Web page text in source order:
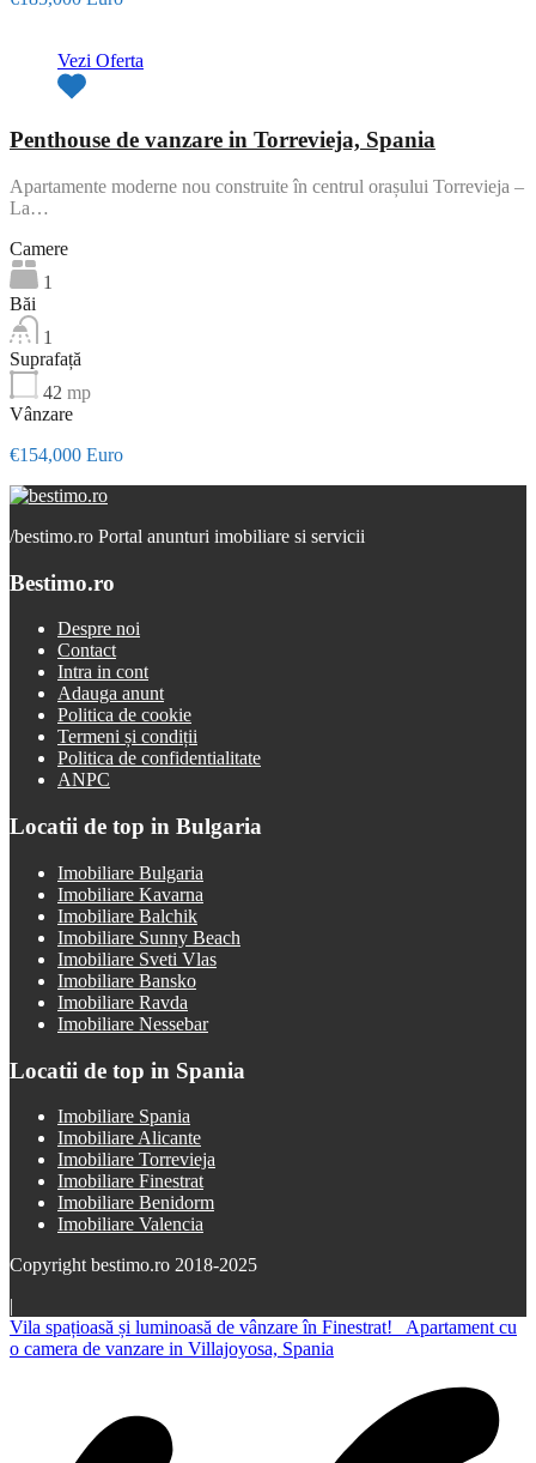
Vezi Oferta
Penthouse de vanzare in Torrevieja, Spania
Apartamente moderne nou construite în centrul orașului Torrevieja –
La…
Camere
1
Băi
1
Suprafață
42 mp
Vânzare
€154,000 Euro
/bestimo.ro Portal anunturi imobiliare si servicii
Bestimo.ro
Despre noi
Contact
Intra in cont
Adauga anunt
Politica de cookie
Termeni și condiții
Politica de confidentialitate
ANPC
Locatii de top in Bulgaria
Imobiliare Bulgaria
Imobiliare Kavarna
Imobiliare Balchik
Imobiliare Sunny Beach
Imobiliare Sveti Vlas
Imobiliare Bansko
Imobiliare Ravda
Imobiliare Nessebar
Locatii de top in Spania
Imobiliare Spania
Imobiliare Alicante
Imobiliare Torrevieja
Imobiliare Finestrat
Imobiliare Benidorm
Imobiliare Valencia
Copyright bestimo.ro 2018-2025
|
Vila spațioasă și luminoasă de vânzare în Finestrat!
Apartament cu
o camera de vanzare in Villajoyosa, Spania